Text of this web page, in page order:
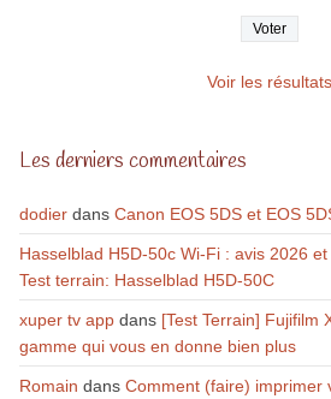
Voir les résultats
Les derniers commentaires
dodierdans Canon EOS 5DS et EOS
Hasselblad H5D-50c Wi-Fi : avis 2026
Test terrain: Hasselblad H5D-50C
xuper tv appdans [Test Terrain] Fujifilm
gamme qui vous en donne bien plus
Romain dans Comment (faire) imprimer